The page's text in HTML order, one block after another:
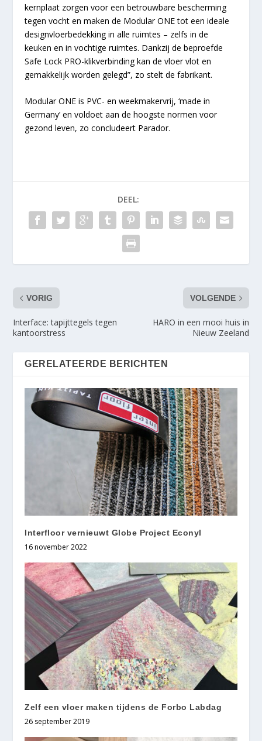
kernplaat zorgen voor een betrouwbare bescherming
tegen vocht en maken de Modular ONE tot een ideale
designvloerbedekking in alle ruimtes – zelfs in de
keuken en in vochtige ruimtes. Dankzij de beproefde
Safe Lock PRO-klikverbinding kan de vloer vlot en
gemakkelijk worden gelegd”, zo stelt de fabrikant.
Modular ONE is PVC- en weekmakervrij, ‘made in
Germany’ en voldoet aan de hoogste normen voor
gezond leven, zo concludeert Parador.
DEEL:
VORIG
Interface: tapijttegels tegen
kantoorstress
VOLGENDE
HARO in een mooi huis in
Nieuw Zeeland
GERELATEERDE BERICHTEN
Interfloor vernieuwt Globe Project Econyl
16 november 2022
Zelf een vloer maken tijdens de Forbo Labdag
26 september 2019